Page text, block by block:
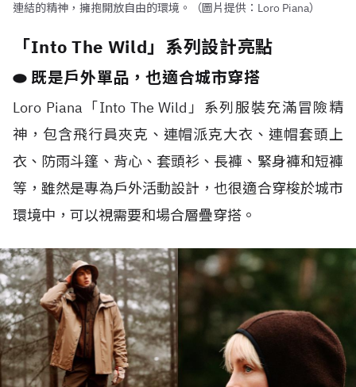
連結的精神，擁抱開放自由的環境。（圖片提供：Loro Piana）
「Into The Wild」系列設計亮點
⬬ 既是戶外單品，也適合城市穿搭
Loro Piana「Into The Wild」系列服裝充滿冒險精
神，包含飛行員夾克、連帽派克大衣、連帽套頭上
衣、防雨斗篷、背心、套頭衫、長褲、緊身褲和短褲
等，雖然是專為戶外活動設計，也很適合穿梭於城市
環境中，可以視需要和場合層疊穿搭。